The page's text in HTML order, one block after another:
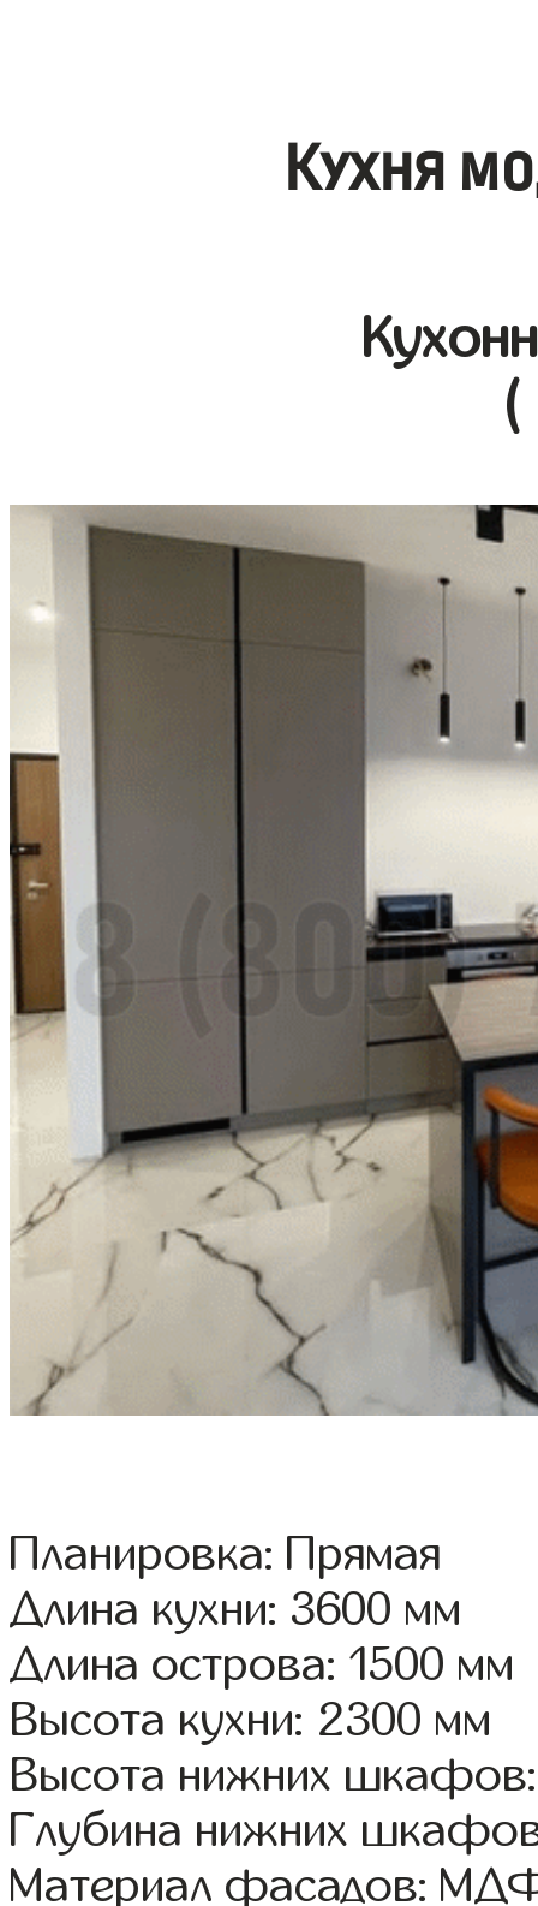
Кухня
(
Планировка: Прямая
Длина кухни: 3600 мм
Длина острова: 1500 мм
Высота кухни: 2300 мм
Высота нижних
Глубина нижних
Материал фасадов: